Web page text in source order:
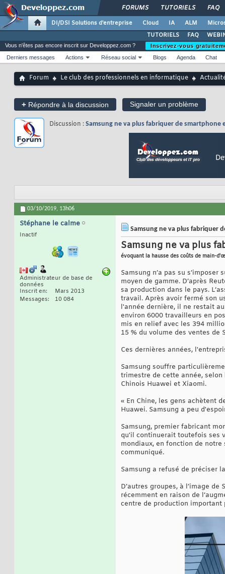
FORUMS TUTORIELS FAQ
DI/DSI Solutions d'entreprise Cloud IA ALM
TUTORIELS
FAQ
Vous n'êtes pas encore inscrit sur Developpez.com ?
Inscrivez-vous
Derniers messages
Actions Réseau social Blogs Agenda Chat
Forum Le club des professionnels en informatique
+ Répondre à la discussion Signaler un problème
Discussion : Samsung ne va plus fabriquer de smartphone
03/10/2019, 13h06
Stéphane le calme
Inactif
Administrateur de base de
données
Inscrit en
Mars 2013
Messages
10 084
Samsung ne va plus fabriquer
Samsung ne va plus
évoquant la hausse des coûts de main-
Samsung n’a pas su
moyen de gamme. D’après
sa production dans le pays.
travail. Après avoir fermé son
l'année dernière, il ne restait
environ 6000 travailleurs en
mis en relief avec les 394
15 % du volume des ventes de
Ces dernières années,
Samsung souffre
trimestre de cette année,
Chinois Huawei et Xiaomi.
« En Chine, les gens achètent
Huawei. Samsung a peu
Samsung, premier fabricant
qu'il continuerait toutefois ses
mondiaux, en fonction de
communiqué.
Samsung a refusé de préciser
D’autres groupes, à l’image
récemment en raison de
centre de production important